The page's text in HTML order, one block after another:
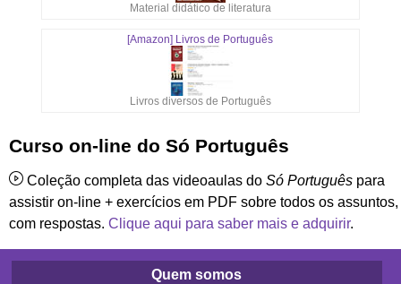
Material didático de literatura
[Amazon] Livros de Português
Livros diversos de Português
Curso on-line do Só Português
Coleção completa das videoaulas do Só Português para
assistir on-line + exercícios em PDF sobre todos os assuntos,
com respostas. Clique aqui para saber mais e adquirir.
Quem somos